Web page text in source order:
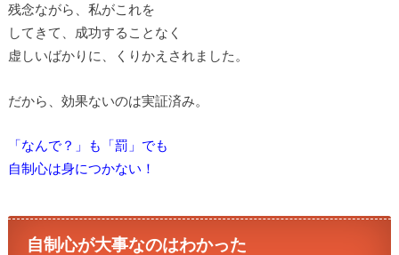
残念ながら、私がこれを
してきて、成功することなく
虚しいばかりに、くりかえされました。
だから、効果ないのは実証済み。
「なんで？」も「罰」でも
自制心は身につかない！
自制心が大事なのはわかった